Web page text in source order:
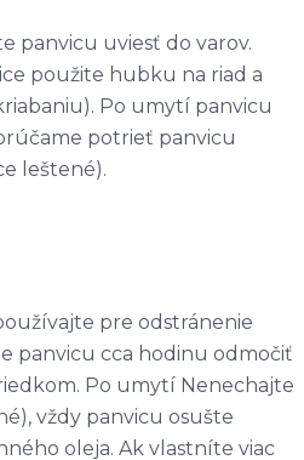
panvicu uviesť do varov.
použite hubku na riad a
Po umytí panvicu
potrieť panvicu
leštené).
pre odstránenie
panvicu cca hodinu odmočiť
Po umytí Nenechajte
vždy panvicu osušte
oleja. Ak vlastníte viac